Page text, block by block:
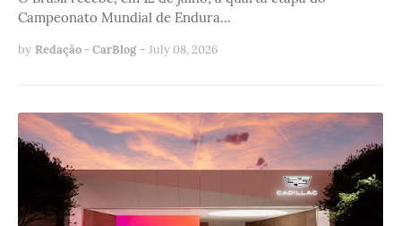
Campeonato Mundial de Endura…
by Redação - CarBlog - July 08, 2026